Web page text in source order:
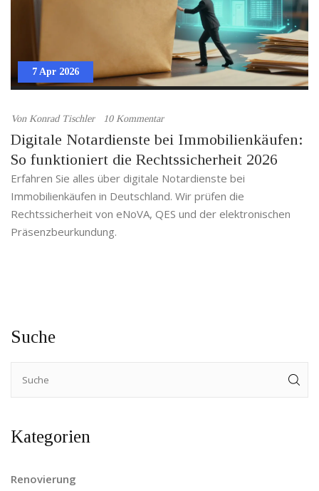
7 Apr 2026
Von Konrad Tischler 10 Kommentar
Digitale Notardienste bei Immobilienkäufen:
So funktioniert die Rechtssicherheit 2026
Erfahren Sie alles über digitale Notardienste bei
Immobilienkäufen in Deutschland. Wir prüfen die
Rechtssicherheit von eNoVA, QES und der elektronischen
Präsenzbeurkundung.
Suche
Kategorien
Renovierung